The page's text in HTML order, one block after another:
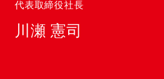
代表取締役社長
川瀬 憲司